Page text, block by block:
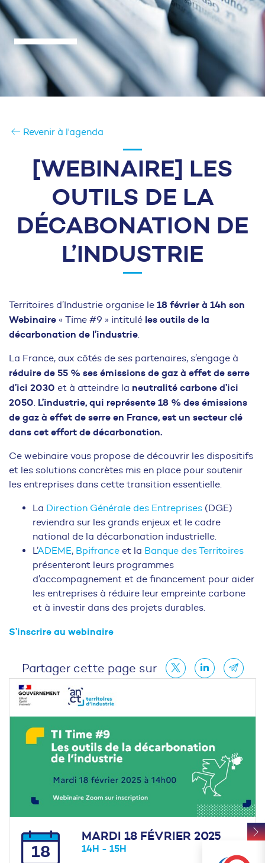
Revenir à l'agenda
[WEBINAIRE] LES
OUTILS DE LA
DÉCABONATION DE
L’INDUSTRIE
Territoires d’Industrie organise le 18 février à 14h son
Webinaire « Time #9 » intitulé les outils de la
décarbonation de l’industrie
La France, aux côtés de ses partenaires, s’engage à
réduire de 55 % ses émissions de gaz à effet de serre
d’ici 2030 et à atteindre la neutralité carbone d’ici
2050 L’industrie, qui représente 18 % des émissions
de gaz à effet de serre en France, est un secteur clé
dans cet effort de décarbonation.
Ce webinaire vous propose de découvrir les dispositifs
et les solutions concrètes mis en place pour soutenir
les entreprises dans cette transition essentielle.
La Direction Générale des Entreprises (DGE)
reviendra sur les grands enjeux et le cadre
national de la décarbonation industrielle.
L’ADEME, Bpifrance et la Banque des Territoires
présenteront leurs programmes
d’accompagnement et de financement pour aider
les entreprises à réduire leur empreinte carbone
et à investir dans des projets durables.
S’inscrire au webinaire
Partager cette page sur
18
MARDI 18 FÉVRIER 2025
14H - 15H